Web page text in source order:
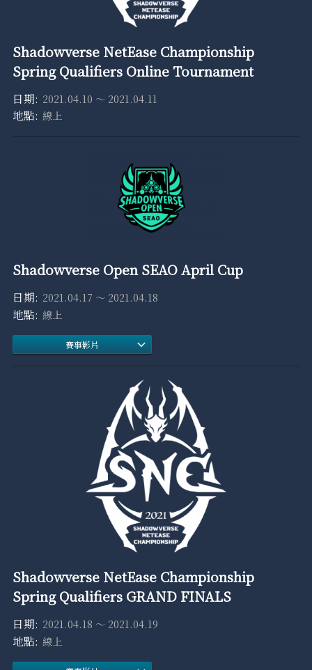
Shadowverse NetEase Championship
Spring Qualifiers Online Tournament
2021.04.10 ～ 2021.04.11
線上
Shadowverse Open SEAO April Cup
2021.04.17 ～ 2021.04.18
線上
賽事影片
Shadowverse NetEase Championship
Spring Qualifiers GRAND FINALS
2021.04.18 ～ 2021.04.19
線上